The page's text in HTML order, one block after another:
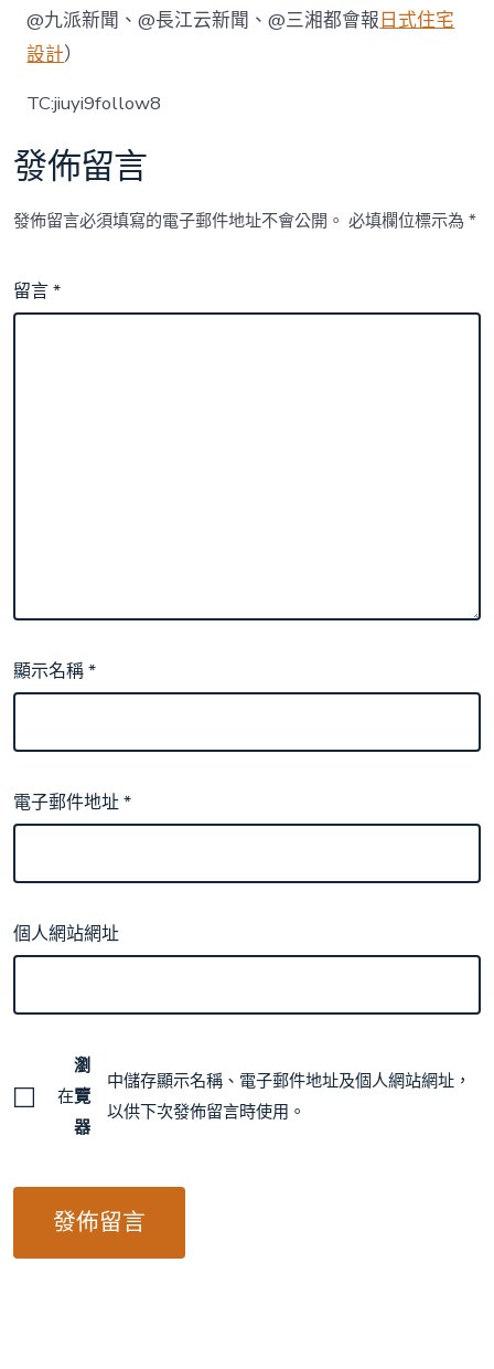
@九派新聞、@長江云新聞、@三湘都會報日式住宅
設計）
TC:jiuyi9follow8
發佈留言
發佈留言必須填寫的電子郵件地址不會公開。 必填欄位標示為*
留言*
顯示名稱*
電子郵件地址*
個人網站網址
在
瀏
覽
器
中儲存顯示名稱、電子郵件地址及個人網站網址，
以供下次發佈留言時使用。